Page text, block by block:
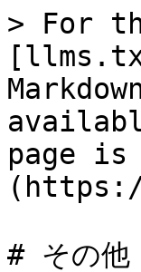
> For
page is
# その他